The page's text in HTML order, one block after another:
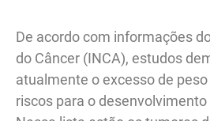
De acordo com informações
do Câncer (INCA), estudos
atualmente o excesso de
riscos para o desenvolvimento